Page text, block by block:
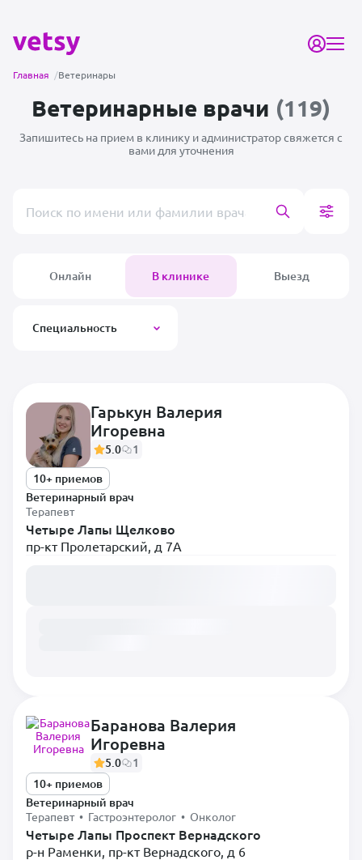
Главная /Ветеринары
Ветеринарные врачи (119)
Запишитесь на прием в клинику и администраторсвяжется с
вами для уточнения
Онлайн В клинике Выезд
Специальность
Самые популярные
Диетолог
Терапевт
Анестезиолог
Вирусолог
Дерматолог
Диетолог
Инфекционист
Кардиолог
Невролог
Нефролог
Гарькун Валерия
Игоревна
5.0
1
10+ приемов
Ветеринарный врач
Терапевт
Четыре Лапы Щелково
пр-кт Пролетарский, д 7А
Баранова Валерия
Игоревна
5.0
1
10+ приемов
Ветеринарный врач
Терапевт • Гастроэнтеролог • Онколог
Четыре Лапы Проспект Вернадского
р-н Раменки, пр-кт Вернадского, д 6